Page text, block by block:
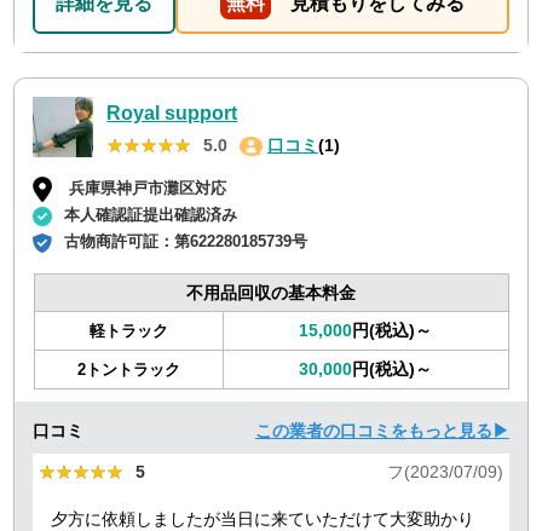
Royal support
★★★★★
★★★★★ 5.0 口コミ (1)
兵庫県神戸市灘区対応
本人確認証提出確認済み
古物商許可証：第622280185739号
不用品回収の基本料金
軽トラック 15,000円(税込)～
2トントラック 30,000円(税込)～
口コミ この業者の口コミをもっと見る▶
★★★★★
★★★★★ 5 フ(2023/07/09)
夕方に依頼しましたが当日に来ていただけて大変助かり